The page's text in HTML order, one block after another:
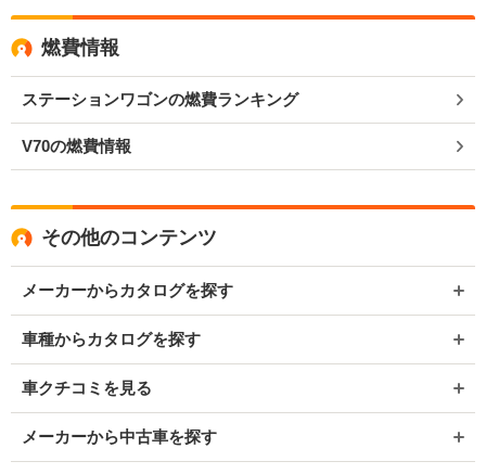
燃費情報
ステーションワゴンの燃費ランキング
V70の燃費情報
その他のコンテンツ
メーカーからカタログを探す
車種からカタログを探す
車クチコミを見る
メーカーから中古車を探す